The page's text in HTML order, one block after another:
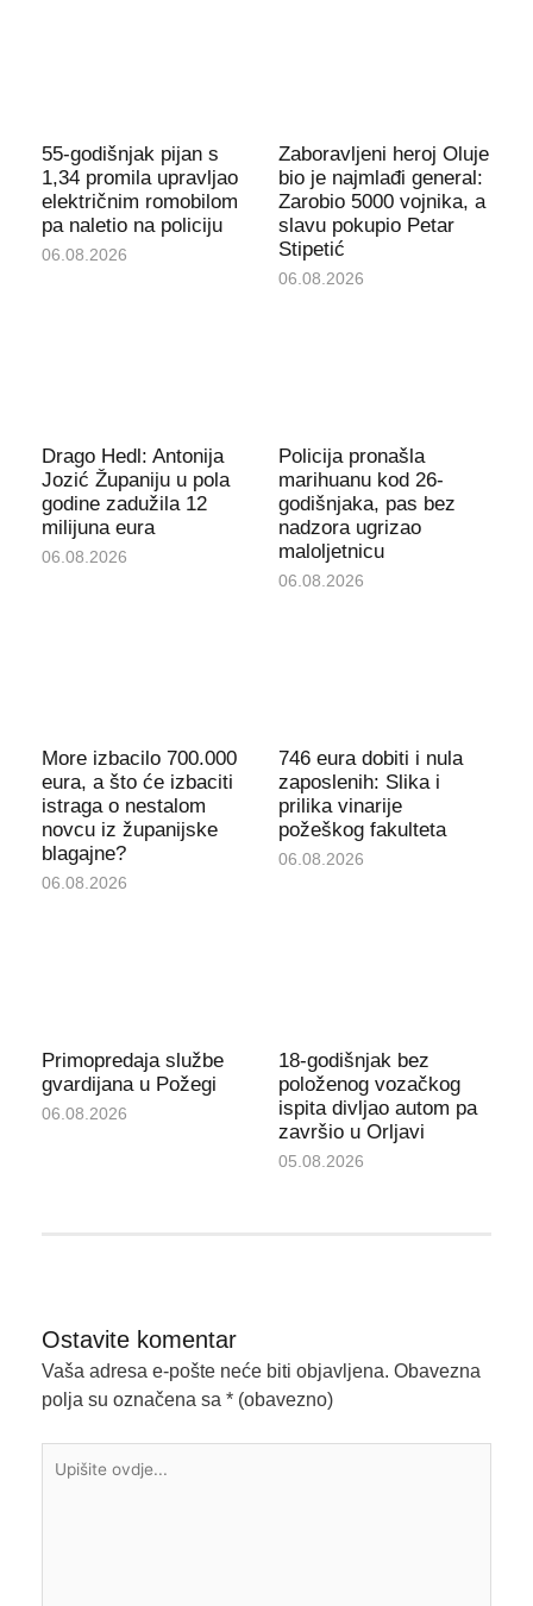
55-godišnjak pijan s
1,34 promila upravljao
električnim romobilom
pa naletio na policiju
06.08.2026
Zaboravljeni heroj Oluje
bio je najmlađi general:
Zarobio 5000 vojnika, a
slavu pokupio Petar
Stipetić
06.08.2026
Drago Hedl: Antonija
Jozić Županiju u pola
godine zadužila 12
milijuna eura
06.08.2026
Policija pronašla
marihuanu kod 26-
godišnjaka, pas bez
nadzora ugrizao
maloljetnicu
06.08.2026
More izbacilo 700.000
eura, a što će izbaciti
istraga o nestalom
novcu iz županijske
blagajne?
06.08.2026
746 eura dobiti i nula
zaposlenih: Slika i
prilika vinarije
požeškog fakulteta
06.08.2026
Primopredaja službe
gvardijana u Požegi
06.08.2026
18-godišnjak bez
položenog vozačkog
ispita divljao autom pa
završio u Orljavi
05.08.2026
Ostavite komentar
Vaša adresa e-pošte neće biti objavljena. Obavezna
polja su označena sa * (obavezno)
ovdje...